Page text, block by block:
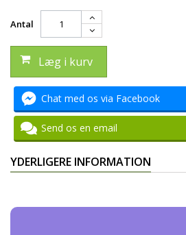
Antal
Læg i kurv
Chat med os via Facebook
Send os en email
YDERLIGERE INFORMATION